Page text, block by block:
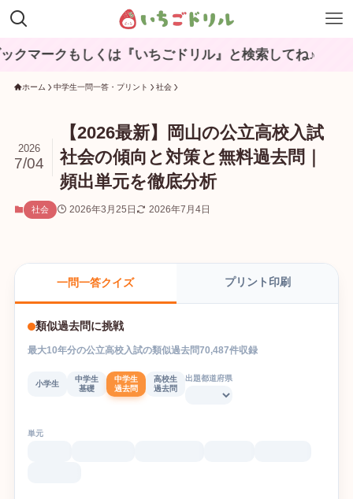
しくは『いちごドリル』と検索してね♪
ホーム 中学生一問一答・プリント 社会
【2026最新】岡山の公立高校入試
社会の傾向と対策と無料過去問｜
頻出単元を徹底分析
2026
7/04
社会 2026年3月25日 2026年7月4日
一問一答クイズ プリント印刷
類似過去問に挑戦
最大10年分の公立高校入試の類似過去問70,487件収録
小学生
中学生
基礎
中学生
過去問
高校生
過去問
出題都道府県
単元